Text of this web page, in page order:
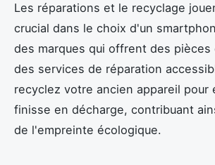
Les réparations et le recyclage
crucial dans le choix d'un
des marques qui offrent des
des services de réparation
recyclez votre ancien appareil pour
finisse en décharge, contribuant
de l'empreinte écologique.